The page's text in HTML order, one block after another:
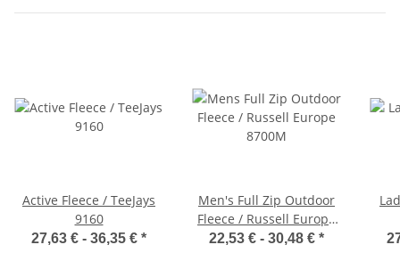
Active Fleece / TeeJays
9160
27,63 € - 36,35 € *
Men's Full Zip Outdoor
Fleece / Russell Europe
8700M
22,53 € - 30,48 € *